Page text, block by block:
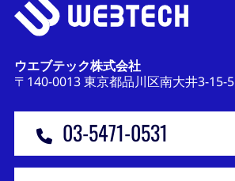
ウエブテック株式会社
〒140-0013 東京都品川区南大井3-15-5
03-5471-0531